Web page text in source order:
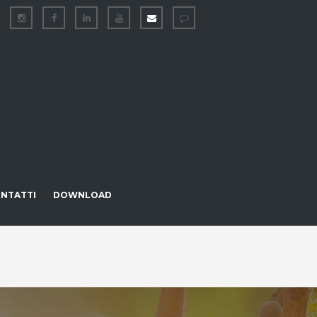
DOWNLOAD